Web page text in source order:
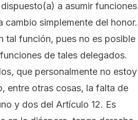
a asumir funciones
simplemente del honor.
tal función, pues no es posible
de tales delegados.
que personalmente no estoy
entre otras cosas, la falta de
y dos del Artículo 12. Es